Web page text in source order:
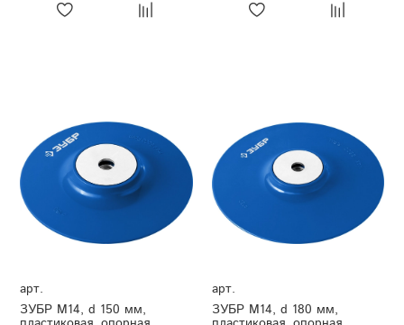
арт.
ЗУБР М14, d 150 мм,
арт.
ЗУБР М14, d 180 мм,